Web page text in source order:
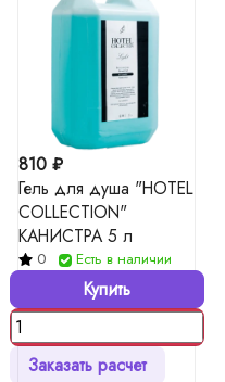
810 ₽
Гель для душа "HOTEL
COLLECTION"
КАНИСТРА 5 л
0 Есть в наличии
Купить
Заказать расчет